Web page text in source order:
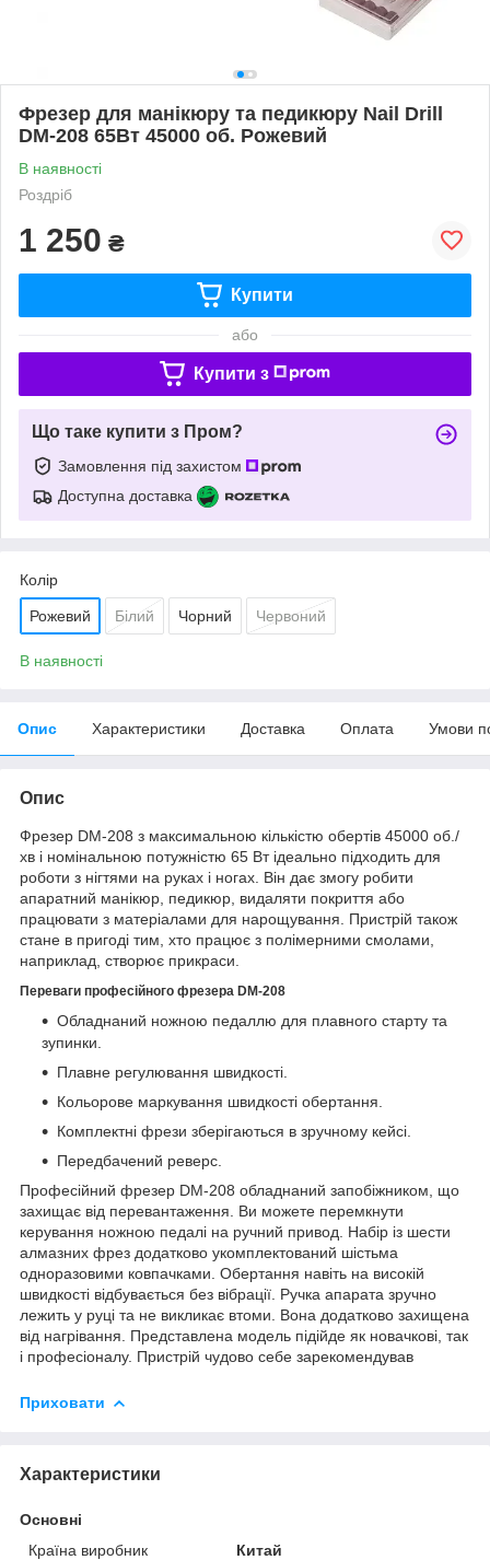
Фрезер для манікюру та педикюру Nail Drill
DM-208 65Вт 45000 об. Рожевий
В наявності
Роздріб
1 250 ₴
Купити
або
Купити з
Що таке купити з Пром?
Замовлення під захистом
Доступна доставка
Колір
Рожевий Білий Чорний Червоний
В наявності
Опис Характеристики Доставка Оплата Умови
Опис
Фрезер DM-208 з максимальною кількістю обертів 45000 об./
хв і номінальною потужністю 65 Вт ідеально підходить для
роботи з нігтями на руках і ногах. Він дає змогу робити
апаратний манікюр, педикюр, видаляти покриття або
працювати з матеріалами для нарощування. Пристрій також
стане в пригоді тим, хто працює з полімерними смолами,
наприклад, створює прикраси.
Переваги професійного фрезера DM-208
Обладнаний ножною педаллю для плавного старту та
зупинки.
Плавне регулювання швидкості.
Кольорове маркування швидкості обертання.
Комплектні фрези зберігаються в зручному кейсі.
Передбачений реверс.
Професійний фрезер DM-208 обладнаний запобіжником, що
захищає від перевантаження. Ви можете перемкнути
керування ножною педалі на ручний привод. Набір із шести
алмазних фрез додатково укомплектований шістьма
одноразовими ковпачками. Обертання навіть на високій
швидкості відбувається без вібрації. Ручка апарата зручно
лежить у руці та не викликає втоми. Вона додатково захищена
від нагрівання. Представлена модель підійде як новачкові, так
і професіоналу. Пристрій чудово себе зарекомендував
Приховати
Характеристики
Основні
Країна виробник
Китай